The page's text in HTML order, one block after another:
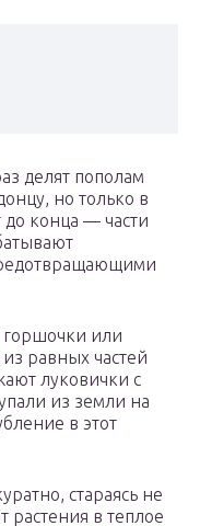
делят пополам
но только в
до конца — части
горшочки или
равных частей
луковички с
из земли на
в этот
стараясь не
в теплое